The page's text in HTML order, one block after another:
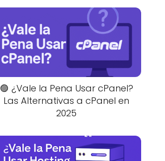
🟣 ¿Vale la Pena Usar cPanel?
Las Alternativas a cPanel en
2025